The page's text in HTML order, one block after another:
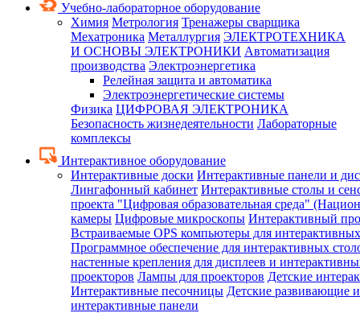
Учебно-лабораторное оборудование
Химия Метрология Тренажеры сварщика
Мехатроника Металлургия ЭЛЕКТРОТЕХНИКА
И ОСНОВЫ ЭЛЕКТРОНИКИ Автоматизация
производства Электроэнергетика
Релейная защита и автоматика
Электроэнергетические системы
Физика ЦИФРОВАЯ ЭЛЕКТРОНИКА
Безопасность жизнедеятельности Лабораторные
комплексы
Интерактивное оборудование
Интерактивные доски Интерактивные панели и
Лингафонный кабинет Интерактивные столы и
проекта "Цифровая образовательная среда"
камеры Цифровые микроскопы Интерактивный
Встраиваемые OPS компьютеры для
Программное обеспечение для интерактивных
настенные крепления для дисплеев и
проекторов Лампы для проекторов Детские
Интерактивные песочницы Детские развивающие
интерактивные панели